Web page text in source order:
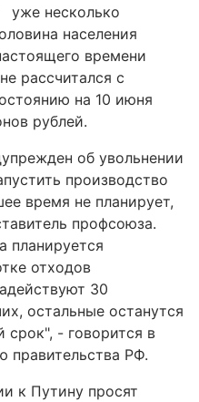
уже несколько
населения
времени
рассчитался с
на 10 июня
рублей.
об увольнении
производство
время не планирует,
профсоюза.
планируется
отходов
30
остальные останутся
срок", - говорится в
правительства РФ.
к Путину просят